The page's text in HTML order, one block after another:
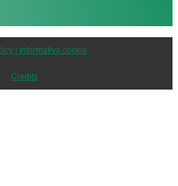
| Informativa cookie
Credits